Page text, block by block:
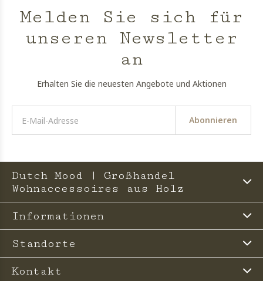
Melden Sie sich für
unseren Newsletter
an
Erhalten Sie die neuesten Angebote und Aktionen
Abonnieren
Dutch Mood | Großhandel
Wohnaccessoires aus Holz
Informationen
Standorte
Kontakt